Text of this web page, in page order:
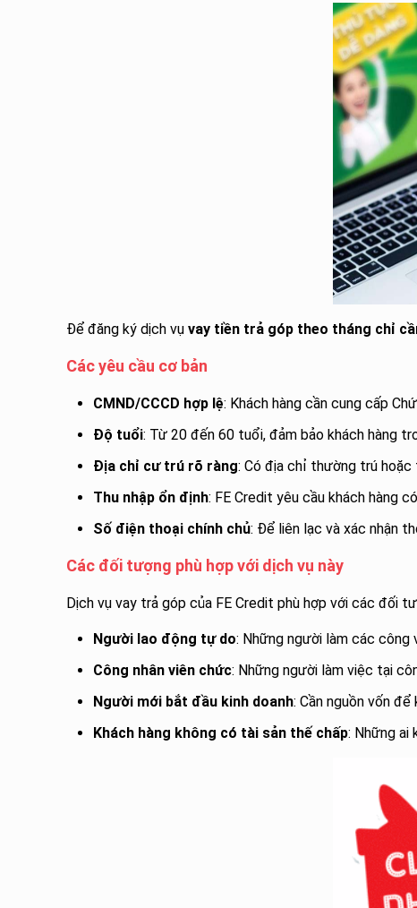
Để đăng ký dịch vụvay tiền trả góp theo tháng chỉ
Các yêu cầu cơ bản
CMND/CCCD hợp lệ: Khách hàng cần cung cấp
Độ tuổi: Từ 20 đến 60 tuổi, đảm bảo khách hàng
Địa chỉ cư trú rõ ràng: Có địa chỉ thường trú
Thu nhập ổn định: FE Credit yêu cầu khách hàng
Số điện thoại chính chủ: Để liên lạc và xác nhận
Các đối tượng phù hợp với dịch vụ này
Dịch vụ vay trả góp của FE Credit phù hợp với các đối
Người lao động tự do: Những người làm các công
Công nhân viên chức: Những người làm việc tại
Người mới bắt đầu kinh doanh: Cần nguồn vốn để
Khách hàng không có tài sản thế chấp: Những ai